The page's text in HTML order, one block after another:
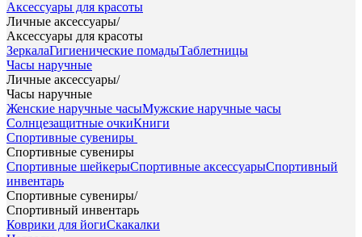
Аксессуары для красоты
Личные аксессуары/
Аксессуары для красоты
ЗеркалаГигиенические помадыТаблетницы
Часы наручные
Личные аксессуары/
Часы наручные
Женские наручные часыМужские наручные часы
Солнцезащитные очкиКниги
Спортивные сувениры
Спортивные сувениры
Спортивные шейкерыСпортивные аксессуарыСпортивный
инвентарь
Спортивные сувениры/
Спортивный инвентарь
Коврики для йогиСкакалки